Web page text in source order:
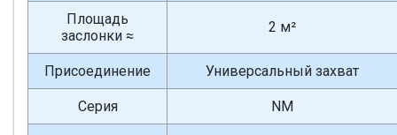
Площадь
заслонки ≈
2 м²
Присоединение Универсальный захват
Серия NM